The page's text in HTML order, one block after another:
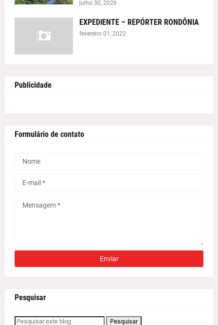
julho 30, 2026
EXPEDIENTE – REPÓRTER RONDÔNIA
fevereiro 01, 2022
Publicidade
Formulário de contato
Pesquisar